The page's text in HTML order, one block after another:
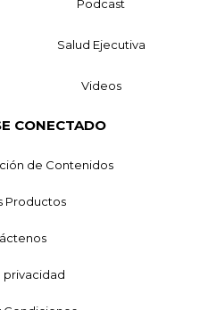
Podcast
Salud Ejecutiva
Videos
CONECTADO
de Contenidos
Productos
privacidad